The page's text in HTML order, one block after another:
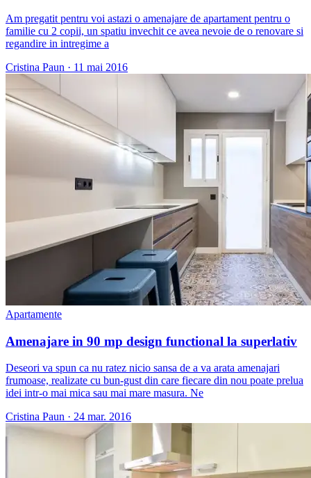
Am pregatit pentru voi astazi o amenajare de apartament pentru o
familie cu 2 copii, un spatiu invechit ce avea nevoie de o renovare si
regandire in intregime a
Cristina Paun · 11 mai 2016
Apartamente
Amenajare in 90 mp design functional la superlativ
Deseori va spun ca nu ratez nicio sansa de a va arata amenajari
frumoase, realizate cu bun-gust din care fiecare din nou poate prelua
idei intr-o mai mica sau mai mare masura. Ne
Cristina Paun · 24 mar. 2016